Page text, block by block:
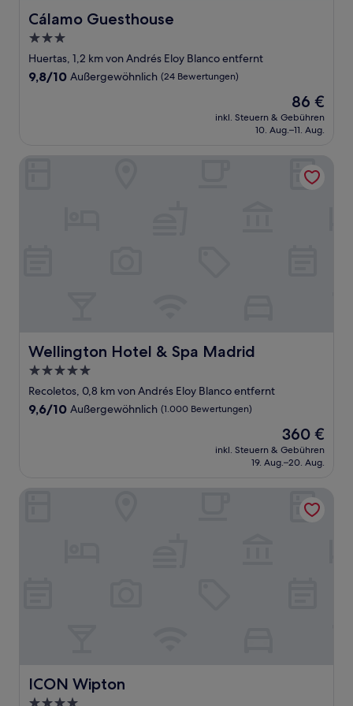
Cálamo Guesthouse
Cálamo Guesthouse
3.0-
Sterne-
Unterkunft
Huertas, 1,2 km von Andrés Eloy Blanco entfernt
9.8
9,8/10 Außergewöhnlich (24 Bewertungen)
Der
Preis
beträgt
86 €
inkl. Steuern & Gebühren
10. Aug.–11. Aug.
Wellington Hotel & Spa Madrid
Wellington Hotel & Spa Madrid
5.0-
Sterne-
Unterkunft
Recoletos, 0,8 km von Andrés Eloy Blanco entfernt
9.6
9,6/10 Außergewöhnlich (1.000 Bewertungen)
Der
Preis
beträgt
360 €
inkl. Steuern & Gebühren
19. Aug.–20. Aug.
ICON Wipton
ICON Wipton